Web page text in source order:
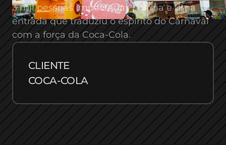
3 mil pessoas impactadas por dia e uma
entrada que traduziu o espírito do Carnaval
com a força da Coca-Cola.
CLIENTE
COCA-COLA